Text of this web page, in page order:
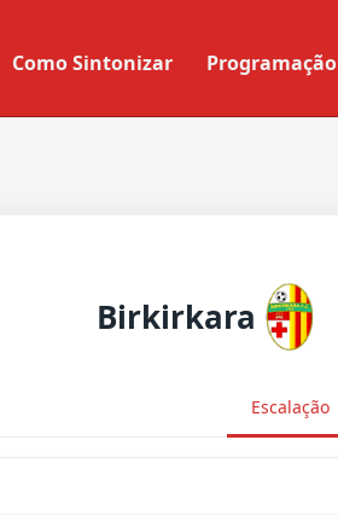
Como Sintonizar Programação
Birkirkara
Escalação